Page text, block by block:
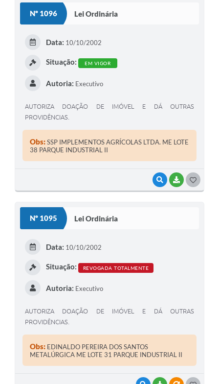
Nº 1096 Lei Ordinária
VISUALIZAR
BAIXAR
Data: 10/10/2002
Situação: EM VIGOR
Autoria: Executivo
AUTORIZA DOAÇÃO DE IMÓVEL E DÁ OUTRAS
PROVIDÊNCIAS.
Obs:SSP IMPLEMENTOS AGRÍCOLAS LTDA. ME LOTE
38 PARQUE INDUSTRIAL II
Nº 1095 Lei Ordinária
Data: 10/10/2002
Situação: REVOGADA TOTALMENTE
Autoria: Executivo
AUTORIZA DOAÇÃO DE IMÓVEL E DÁ OUTRAS
PROVIDÊNCIAS.
Obs: EDINALDO PEREIRA DOS SANTOS
METALÚRGICA ME LOTE 31 PARQUE INDUSTRIAL II